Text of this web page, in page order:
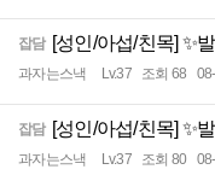
잡담 [성인/아섭/친목] ✨
과자는스낵 Lv.37 조회 68
잡담 [성인/아섭/친목] ✨
과자는스낵 Lv.37 조회 80